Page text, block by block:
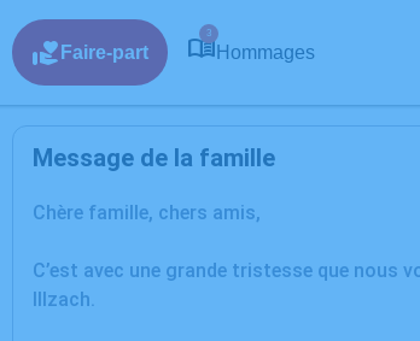
Faire-part
3
Hommages
Message de la famille
Chère famille, chers amis,
C’est avec une grande tristesse que nous
Illzach.